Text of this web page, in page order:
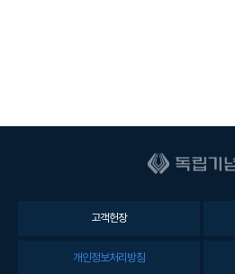
고객헌장
개인정보처리방침